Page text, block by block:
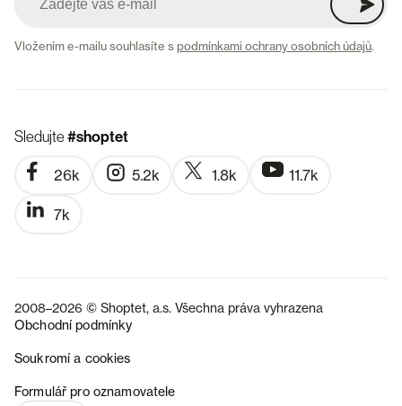
Vložením e-mailu souhlasíte spodmínkami ochrany osobních údajů.
Sledujte#shoptet
26k 5.2k 1.8k 11.7k
7k
2008–2026 © Shoptet, a.s. Všechna práva vyhrazena
Obchodní podmínky
Soukromí a cookies
Formulář pro oznamovatele